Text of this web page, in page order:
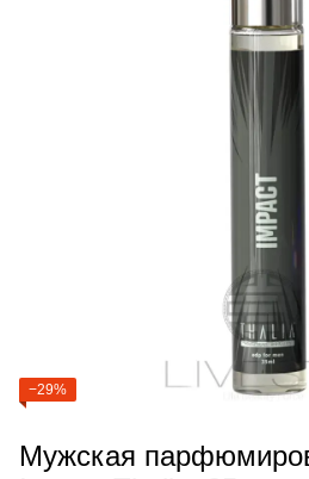
−29%
Мужская